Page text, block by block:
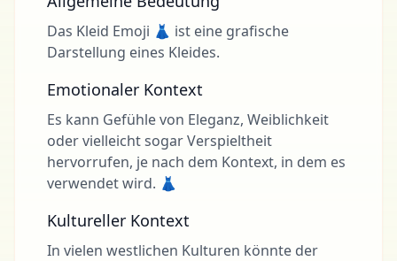
Das Kleid Emoji 👗 ist eine grafische
Darstellung eines Kleides.
Emotionaler Kontext
Es kann Gefühle von Eleganz, Weiblichkeit
oder vielleicht sogar Verspieltheit
hervorrufen, je nach dem Kontext, in dem es
verwendet wird. 👗
Kultureller Kontext
In vielen westlichen Kulturen könnte der